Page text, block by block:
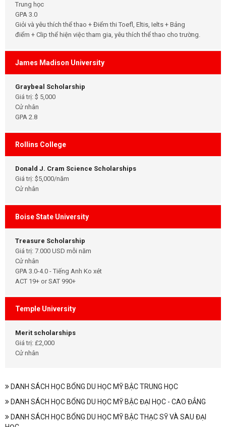
Trung học
GPA 3.0
Giỏi và yêu thích thể thao + Điểm thi Toefl, Eltis, Ielts + Bảng
điểm + Clip thể hiện việc tham gia, yêu thích thể thao cho trường.
James Madison University
Graybeal Scholarship
Giá trị: $ 5,000
Cử nhân
GPA 2.8
Rollins College
Donald J. Cram Science Scholarships
Giá trị: $5,000/năm
Cử nhân
Boise State University
Treasure Scholarship
Giá trị: 7.000 USD mỗi năm
Cử nhân
GPA 3.0-4.0 - Tiếng Anh Ko xét
ACT 19+ or SAT 990+
Temple University
Merit scholarships
Giá trị: £2,000
Cử nhân
DANH SÁCH HỌC BỔNG DU HỌC MỸ BẬC TRUNG HỌC
DANH SÁCH HỌC BỔNG DU HỌC MỸ BẬC ĐẠI HỌC - CAO ĐẲNG
DANH SÁCH HỌC BỔNG DU HỌC MỸ BẬC THẠC SỸ VÀ SAU ĐẠI